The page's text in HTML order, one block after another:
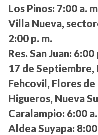
Los Pinos: 7:00 a.
Villa Nueva,
2:00 p. m.
Res. San Juan: 6:00
17 de Septiembre,
Fehcovil, Flores
Higueros, Nueva
Caralampio: 6:00
Aldea Suyapa: